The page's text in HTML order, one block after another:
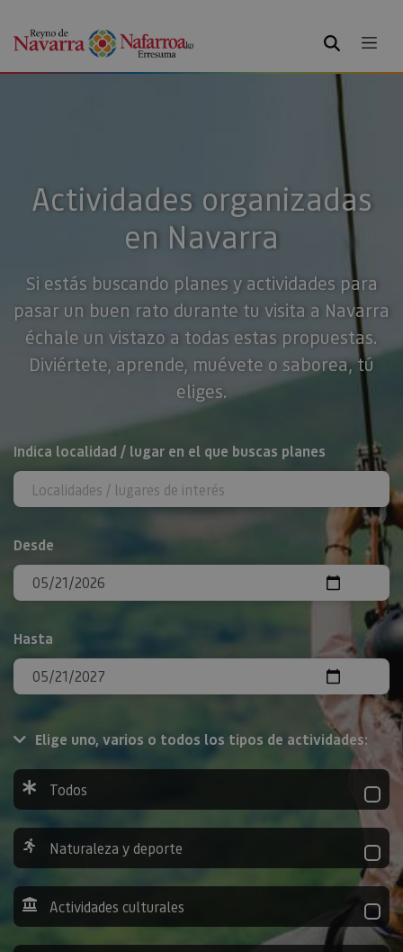
BUSCAR
Actividades organizadas
en Navarra
Si estás buscando planes y actividades para
pasar un buen rato durante tu visita a Navarra
échale un vistazo a todas estas propuestas.
Diviértete, aprende, muévete o saborea, tú
eliges.
BUSCAR
Indica localidad / lugar en el que buscas planes
Desde
Hasta
Elige uno, varios o todos los tipos de actividades:
Todos
Naturaleza y deporte
Actividades culturales